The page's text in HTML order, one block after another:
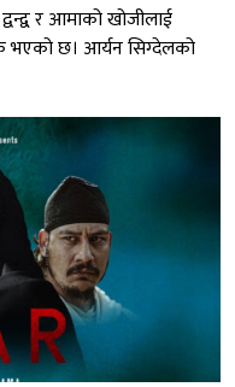
र आमाको खोजीलाई
भएको छ। आर्यन सिग्देलको